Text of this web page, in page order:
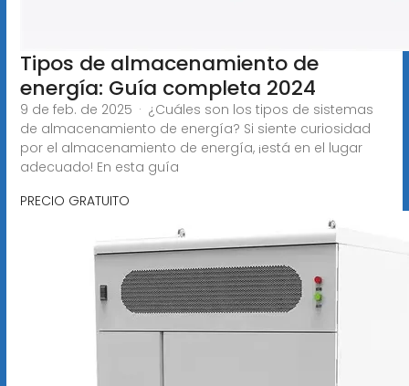
Tipos de almacenamiento de
energía: Guía completa 2024
9 de feb. de 2025 · ¿Cuáles son los tipos de sistemas
de almacenamiento de energía? Si siente curiosidad
por el almacenamiento de energía, ¡está en el lugar
adecuado! En esta guía
PRECIO GRATUITO